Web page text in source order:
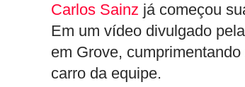
Carlos Sainz já começou
Em um vídeo divulgado
em Grove,
carro da equipe.